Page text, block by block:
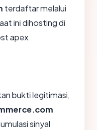
terdaftar melalui
ini dihosting di
apex
bukti legitimasi,
sinyal